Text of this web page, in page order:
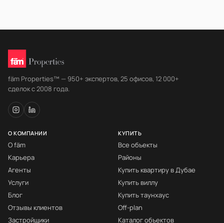
fäm Properties™ — 950+ экспертов, 25 офисов, 12 000+
сделок с 2008 года.
О КОМПАНИИ
О fäm
Карьера
Агенты
Услуги
Блог
Отзывы клиентов
Застройщики
КУПИТЬ
Все объекты
Районы
Купить квартиру в Дубае
Купить виллу
Купить таунхаус
Off-plan
Каталог объектов